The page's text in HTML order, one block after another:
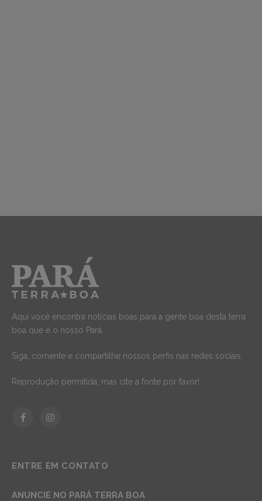
Aqui você encontra notícias boas para a gente boa desta terra
boa que é o nosso Pará.
Siga, comente e compartilhe nossos perfis nas redes sociais.
Reprodução permitida, mas cite a fonte por favor!
FacebookInstagram
ENTRE EM CONTATO
ANUNCIE NO PARÁ TERRA BOA